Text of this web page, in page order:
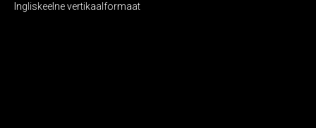
Ingliskeelne vertikaalformaat